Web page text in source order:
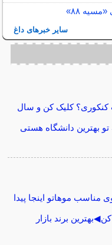
۸۸»
سایر خبرهای داغ
کلیک کن و سال
تو بهترین دانشگاه هستی
مناسب موهاتو اینجا پیدا
کن◀بهترین برند بازار